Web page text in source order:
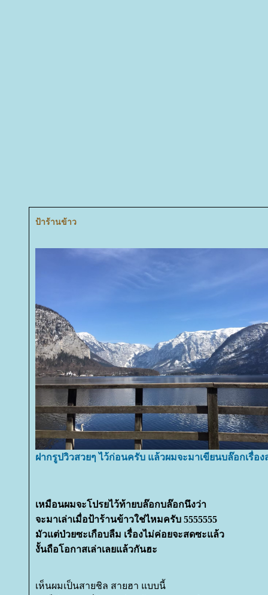
ป้าร้านข้าว
ฝากรูปวิวสวยๆ ไว้ก่อนครับ แล้วผมจะมาเขียนบล๊อกเรื่อ
เหมือนผมจะโปรยไว้ท้ายบล๊อกบล๊อกนึงว่า
จะมาเล่าเมื่อป้าร้านข้าวใช่ไหมครับ 5555555
มัวแต่ป่วยซะเกือบลืม เรื่องไม่ค่อยจะสดซะแล้ว
งั้นถือโอกาสเล่าเลยแล้วกันฮะ
เห็นผมเป็นสายชิล สายฮา แบบนี้